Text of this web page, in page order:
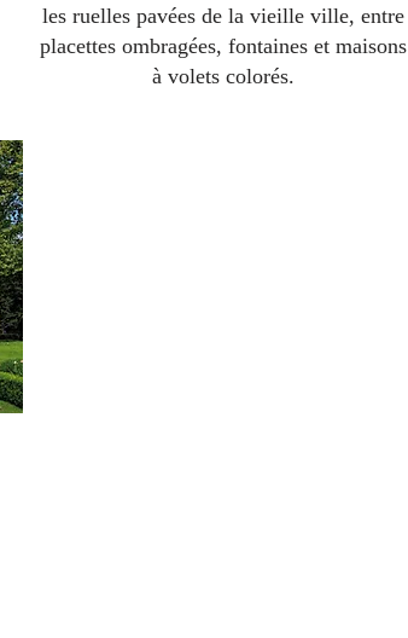
les ruelles pavées de la vieille ville, entre
placettes ombragées, fontaines et maisons
à volets colorés.